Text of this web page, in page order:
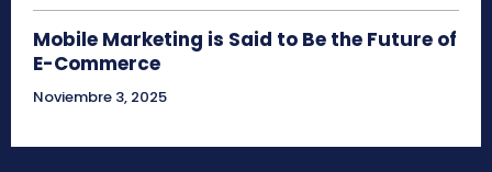
Mobile Marketing is Said to Be the Future of
E-Commerce
Noviembre 3, 2025